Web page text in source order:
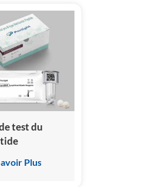
test du
pro-B N-
Plus